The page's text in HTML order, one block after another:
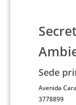
Sede
Avenida
3778899